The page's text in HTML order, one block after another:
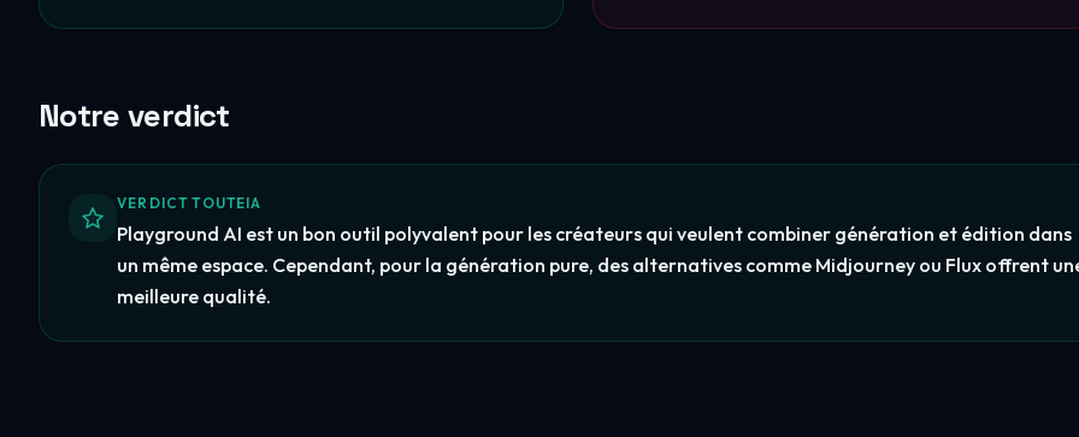
Notre verdict
VERDICT TOUTEIA
Playground AI est un bon outil polyvalent pour les créateurs qui veulent combiner génération et édition dans
un même espace. Cependant, pour la génération pure, des alternatives comme Midjourney ou Flux offrent
meilleure qualité.